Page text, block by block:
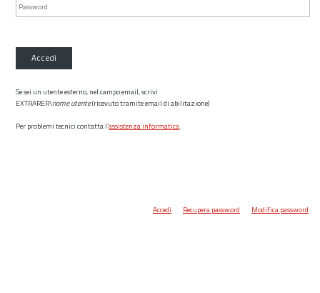
Accedi
Se sei un utente esterno, nel campo email, scrivi
EXTRARER\nome utente(ricevuto tramite email di abilitazione)
Per problemi tecnici contatta l’assistenza informatica.
Accedi Recupera password Modifica password